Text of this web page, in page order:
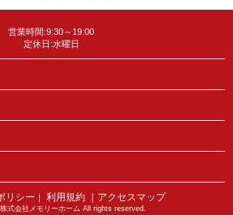
営業時間:9:30～19:00
定休日:水曜日
リシー ｜ 利用規約 ｜アクセスマップ
式会社メモリーホーム All rights reserved.